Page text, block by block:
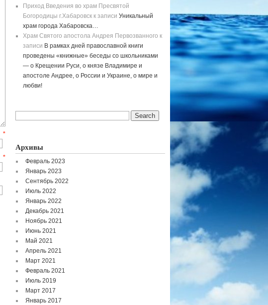
*
*
Приход Введения во храм Пресвятой
Богородицы г.Хабаровск к записи Уникальный
храм города Хабаровска…
Храм Святого апостола Андрея Первозванного к
записи В рамках дней православной книги
проведены «книжные» беседы со школьниками
— о Крещении Руси, о князе Владимире и
апостоле Андрее, о России и Украине, о мире и
любви!
Архивы
Февраль 2023
Январь 2023
Сентябрь 2022
Июль 2022
Январь 2022
Декабрь 2021
Ноябрь 2021
Июнь 2021
Май 2021
Апрель 2021
Март 2021
Февраль 2021
Июль 2019
Март 2017
Январь 2017